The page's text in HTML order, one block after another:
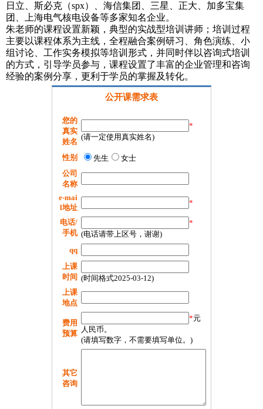
日立、斯必克（spx）、海信集团、三星、正大、加多宝集
团、上海电气核电设备等多家知名企业。
朱老师的课程设置新颖，典型的实战型培训讲师；培训过程
主要以课程体系为主线，全程融合案例研习、角色演练、小
组讨论、工作实务模拟等培训形式，并同时伴以咨询式培训
的方式，引导学员参与，课程设置了丰富的企业管理和咨询
经验的案例分享，更利于学员的掌握及转化。
公开课需求表
您的
真实
姓名
*
(请一定使用真实姓名)
性别 先生
女士
公司
名称
e-mai
l地址
*
电话/
手机
*
(电话请带上区号，谢谢)
qq
上课
时间 (时间格式2025-03-12)
上课
地点
费用
预算
*元
人民币。
(请填写数字，不需要填写单位。)
其它
咨询